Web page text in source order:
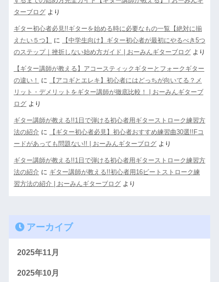
ターブログより
ギター初心者必見!!ギターを始める時に必要なもの一覧【絶対に揃
えたい５つ】
に
【中学生向け】ギター初心者が最初にやるべき5つ
のステップ｜挫折しない始め方ガイド | おーみんギターブログより
【ギター講師が教える】アコースティックギターとフォークギター
の違い！
に
【アコギとエレキ】初心者にはどっちが向いてる？メ
リット・デメリットをギター講師が徹底比較！ | おーみんギターブ
ログより
ギター講師が教える!!1日で弾ける初心者用ギターストローク練習方
法の紹介 に
【ギター初心者必見】初心者おすすめ練習曲30選!!Fコ
ードがあっても問題ない!! | おーみんギターブログより
ギター講師が教える!!1日で弾ける初心者用ギターストローク練習方
法の紹介 に ギター講師が教える!!初心者用16ビートストローク練
習方法の紹介 | おーみんギターブログより
アーカイブ
2025年11月
2025年10月